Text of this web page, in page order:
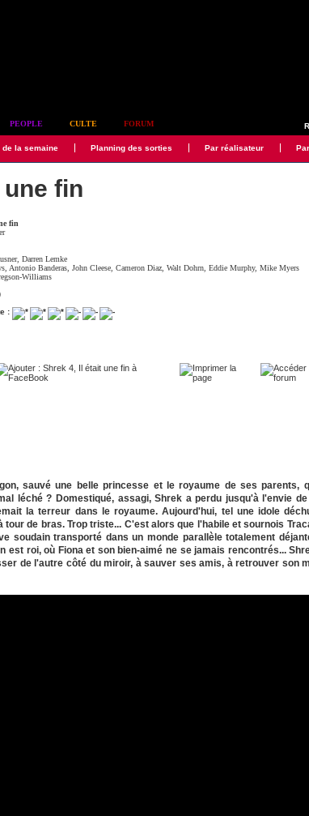
PEOPLE CULTE FORUM
de la semaine Planning des sorties Par réalisateur
fin
fin
,Darren Lemke
Antonio Banderas ,John Cleese ,Cameron Diaz ,Walt Dohrn ,Eddie Murphy,Mike Myers
Williams
:
sauvé une belle princesse et le royaume de ses parents,
léché ? Domestiqué, assagi, Shrek a perdu jusqu'à l'envie
la terreur dans le royaume. Aujourd'hui, tel une idole
de bras. Trop triste... C'est alors que l'habile et sournois
soudain transporté dans un monde parallèle totalement
est roi, où Fiona et son bien-aimé ne se jamais rencontrés...
de l'autre côté du miroir, à sauver ses amis, à retrouver son